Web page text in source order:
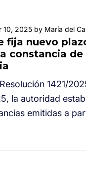
10, 2025 by María del
fija nuevo
constancia de
1421/
la autoridad
emitidas a